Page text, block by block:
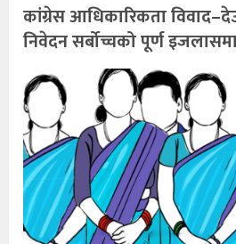
कांग्रेस आधिकारिकता
निवेदन सर्बोच्चको पूर्ण